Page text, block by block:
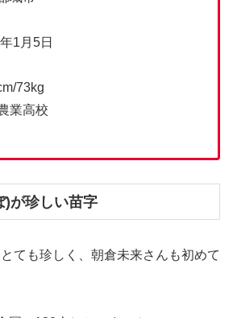
1月5日
73kg
業高校
)が珍しい苗字
ても珍しく、朝倉未来さんも初めて